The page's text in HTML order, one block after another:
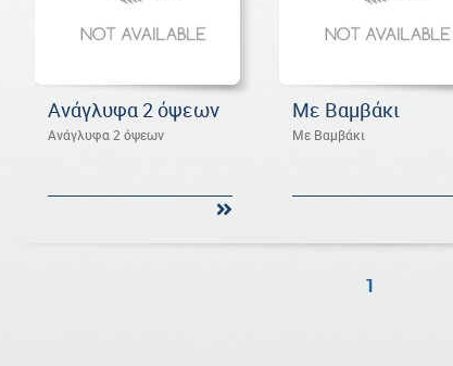
Ανάγλυφα 2 όψεων
Ανάγλυφα 2 όψεων
Με Βαμβάκι
Με Βαμβάκι
1